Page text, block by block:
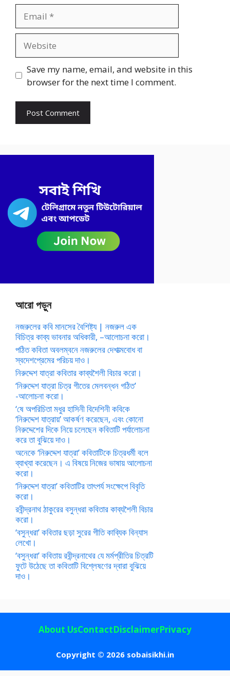
Save my name, email, and website in this
browser for the next time I comment.
আরো পড়ুন
নজরুলের কবি মানসের বৈশিষ্ট্য | নজরুল এক
বিচিত্র কাব্য ভাবনার অধিকারী, –আলোচনা করো।
পঠিত কবিতা অবলম্বনে নজরুলের দেশাত্মবোধ বা
স্বদেশপ্রেমের পরিচয় দাও।
নিরুদ্দেশ যাত্রা কবিতার কাব্যশৈলী বিচার করো।
‘নিরুদ্দেশ যাত্রা চিত্র গীতের মেলবন্ধন গঠিত’
-আলোচনা করো।
‘ষে অপরিচিতা মধুর হাসিনী বিদেশিনী কবিকে
‘নিরুদ্দেশ যাত্রায়’ আকর্ষণ করেছেন, এবং কোনো
নিরুদ্দেশের দিকে নিয়ে চলেছেন কবিতাটি পর্যালোচনা
করে তা বুঝিয়ে দাও।
অনেকে ‘নিরুদ্দেশ যাত্রা’ কবিতাটিকে চিত্রধর্মী বলে
ব্যাখ্যা করেছেন। এ বিষয়ে নিজের ভাষায় আলোচনা
করো।
‘নিরুদ্দেশ যাত্রা’ কবিতাটির তাৎপর্য সংক্ষেপে বিবৃতি
করো।
রবীন্দ্রনাথ ঠাকুরের বসুন্ধরা কবিতার কাব্যশৈলী বিচার
করো।
‘বসুন্ধরা’ কবিতার ছড়া সুরের গীতি কাব্যিক বিন্যাস
লেখো।
‘বসুন্ধরা’ কবিতায় রবীন্দ্রনাথের যে মর্মপ্রীতির চিত্রটি
ফুটে উঠেছে তা কবিতাটি বিশ্লেষণের দ্বারা বুঝিয়ে
দাও।
Copyright © 2026 sobaisikhi.in
About UsContactDisclaimerPrivacy